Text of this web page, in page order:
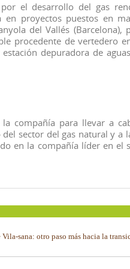
el desarrollo del gas
en proyectos puestos en
del Vallés (Barcelona),
procedente de vertedero
depuradora de
la compañía para llevar a
sector del gas natural y a
en la compañía líder en el
Vila-sana: otro paso más hacia la